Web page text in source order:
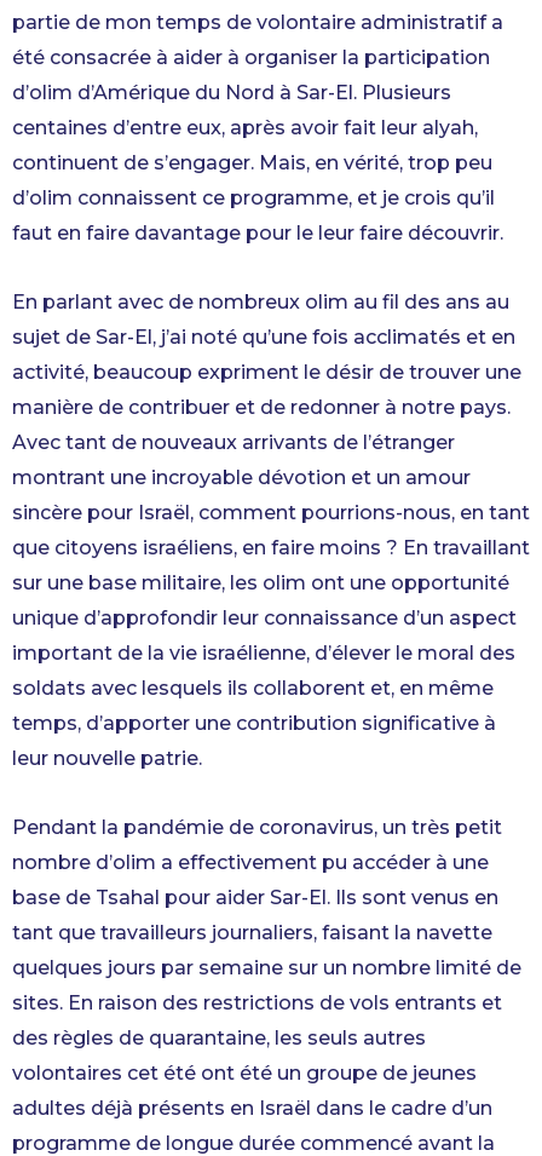
partie de mon temps de volontaire administratif a
été consacrée à aider à organiser la participation
d’olim d’Amérique du Nord à Sar-El. Plusieurs
centaines d’entre eux, après avoir fait leur alyah,
continuent de s’engager. Mais, en vérité, trop peu
d’olim connaissent ce programme, et je crois qu’il
faut en faire davantage pour le leur faire découvrir.
En parlant avec de nombreux olim au fil des ans au
sujet de Sar-El, j’ai noté qu’une fois acclimatés et en
activité, beaucoup expriment le désir de trouver une
manière de contribuer et de redonner à notre pays.
Avec tant de nouveaux arrivants de l’étranger
montrant une incroyable dévotion et un amour
sincère pour Israël, comment pourrions-nous, en tant
que citoyens israéliens, en faire moins ? En travaillant
sur une base militaire, les olim ont une opportunité
unique d’approfondir leur connaissance d’un aspect
important de la vie israélienne, d’élever le moral des
soldats avec lesquels ils collaborent et, en même
temps, d’apporter une contribution significative à
leur nouvelle patrie.
Pendant la pandémie de coronavirus, un très petit
nombre d’olim a effectivement pu accéder à une
base de Tsahal pour aider Sar-El. Ils sont venus en
tant que travailleurs journaliers, faisant la navette
quelques jours par semaine sur un nombre limité de
sites. En raison des restrictions de vols entrants et
des règles de quarantaine, les seuls autres
volontaires cet été ont été un groupe de jeunes
adultes déjà présents en Israël dans le cadre d’un
programme de longue durée commencé avant la